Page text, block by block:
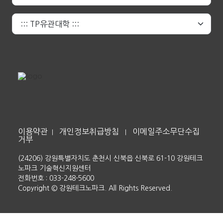
이용약관 개인정보취급방침
이메일주소무단수집
거부
(24206) 강원특별자치도 춘천시 신북읍 신북로 61-10 강원테크
노파크 기술혁신지원센터
전화번호 : 033-248-5600
Copyright © 강원테크노파크. All Rights Reserved.